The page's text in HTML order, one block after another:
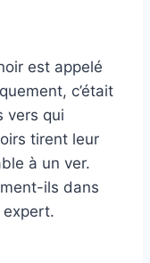
est appelé
c’était
vers qui
tirent leur
à un ver.
ils dans
expert.